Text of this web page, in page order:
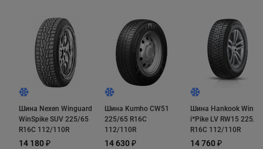
компьютерного моделирования. Так
появилась
12-рядная схема ошиповки. Шипы
Шина Nexen Winguard
WinSpike SUV 225/65
R16C 112/110R
14 180 ₽
Шина Kumho CW51
225/65 R16C
112/110R
14 630 ₽
Шина Hankook Winter
i*Pike LV RW15 225/
R16C 112/110R
14 760 ₽